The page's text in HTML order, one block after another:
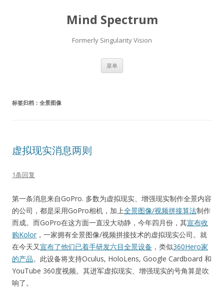
Mind Spectrum
Formerly Singularity Vision
菜单
标签归档： 全景图像
虚拟现实消息两则
1条回复
第一条消息来自GoPro. 多数为虚拟现实、增强现实制作全景内容
的公司，都是采用GoPro相机，加上全景图像/视频拼接算法制作
而成。而GoPro在这方面一直没大动静，今年四月份，其宣布收
购Kolor ，一家拥有全景图像/视频拼接技术的虚拟现实公司。就
在今天又宣布了他们已着手研发六目全景设备 ，类似360Hero家
的产品。此设备将支持Oculus, HoloLens, Google Cardboard 和
YouTube 360度视频。其进军虚拟现实、增强现实的号角算是吹
响了。